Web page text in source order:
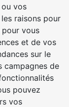
vos
raisons pour
pour vous
et de vos
sur le
campagnes de
pouvez
vos